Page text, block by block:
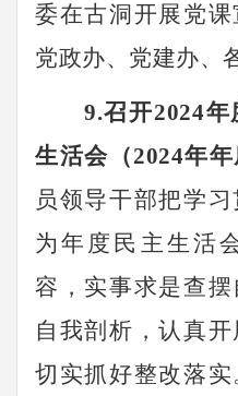
委在古洞开展党课
党政办、党建办、
9.召开2024
生活会（2024年年
员领导干部把学
为年度民主生活
容，实事求是查
自我剖析，认真开
切实抓好整改落实